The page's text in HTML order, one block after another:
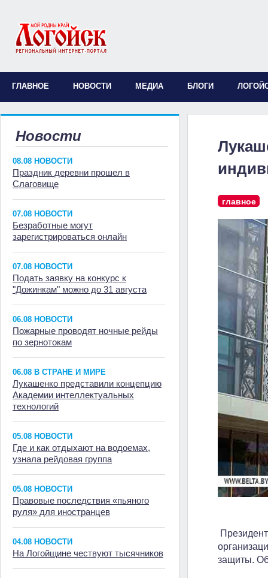
ГЛАВНОЕ НОВОСТИ МЕДИА БЛОГИ
Новости
08.08 НОВОСТИ
Праздник деревни прошел в
Слаговище
07.08 НОВОСТИ
Безработные могут
зарегистрироваться онлайн
07.08 НОВОСТИ
Подать заявку на конкурс к
"Дожинкам" можно до 31 августа
06.08 НОВОСТИ
Пожарные проводят ночные рейды
по зернотокам
06.08 В СТРАНЕ И МИРЕ
Лукашенко представили концепцию
Академии интеллектуальных
технологий
05.08 НОВОСТИ
Где и как отдыхают на водоемах,
узнала рейдовая группа
05.08 НОВОСТИ
Правовые последствия «пьяного
руля» для иностранцев
04.08 НОВОСТИ
На Логойщине чествуют тысячников
главное
защиты.